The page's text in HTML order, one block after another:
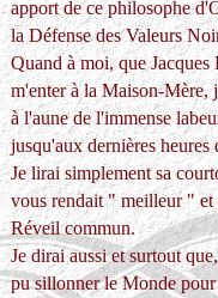
apport de ce philosophe
la Défense des Valeurs
Quand à moi, que
m'enter à la Maison-Mère,
à l'aune de l'immense
jusqu'aux dernières heures
Je lirai simplement sa
vous rendait " meilleur " et
Réveil commun.
Je dirai aussi et surtout
pu sillonner le Monde